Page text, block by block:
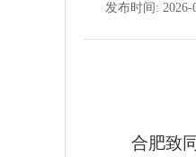
发布时间: 2026-
合肥致